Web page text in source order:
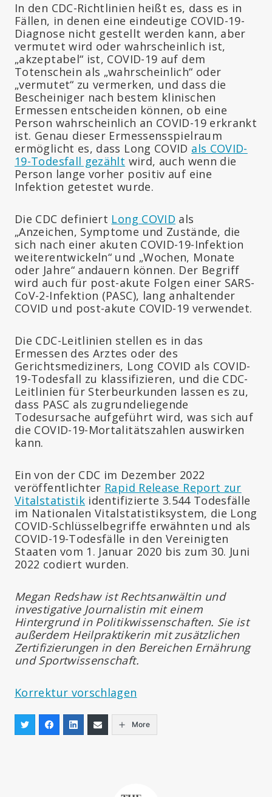
In den CDC-Richtlinien heißt es, dass es in
Fällen, in denen eine eindeutige COVID-19-
Diagnose nicht gestellt werden kann, aber
vermutet wird oder wahrscheinlich ist,
„akzeptabel“ ist, COVID-19 auf dem
Totenschein als „wahrscheinlich“ oder
„vermutet“ zu vermerken, und dass die
Bescheiniger nach bestem klinischen
Ermessen entscheiden können, ob eine
Person wahrscheinlich an COVID-19 erkrankt
ist. Genau dieser Ermessensspielraum
ermöglicht es, dass Long COVID als COVID-
19-Todesfall gezählt wird, auch wenn die
Person lange vorher positiv auf eine
Infektion getestet wurde.
Die CDC definiert Long COVID als
„Anzeichen, Symptome und Zustände, die
sich nach einer akuten COVID-19-Infektion
weiterentwickeln“ und „Wochen, Monate
oder Jahre“ andauern können. Der Begriff
wird auch für post-akute Folgen einer SARS-
CoV-2-Infektion (PASC), lang anhaltender
COVID und post-akute COVID-19 verwendet.
Die CDC-Leitlinien stellen es in das
Ermessen des Arztes oder des
Gerichtsmediziners, Long COVID als COVID-
19-Todesfall zu klassifizieren, und die CDC-
Leitlinien für Sterbeurkunden lassen es zu,
dass PASC als zugrundeliegende
Todesursache aufgeführt wird, was sich auf
die COVID-19-Mortalitätszahlen auswirken
kann.
Ein von der CDC im Dezember 2022
veröffentlichter Rapid Release Report zur
Vitalstatistik identifizierte 3.544 Todesfälle
im Nationalen Vitalstatistiksystem, die Long
COVID-Schlüsselbegriffe erwähnten und als
COVID-19-Todesfälle in den Vereinigten
Staaten vom 1. Januar 2020 bis zum 30. Juni
2022 codiert wurden.
Megan Redshaw ist Rechtsanwältin und
investigative Journalistin mit einem
Hintergrund in Politikwissenschaften. Sie ist
außerdem Heilpraktikerin mit zusätzlichen
Zertifizierungen in den Bereichen Ernährung
und Sportwissenschaft.
Korrektur vorschlagen
More